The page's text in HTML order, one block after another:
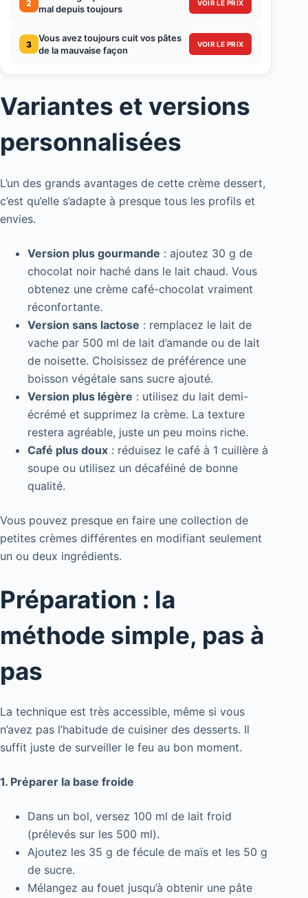
2
mal depuis toujours
VOIR LE PRIX
3
Vous avez toujours cuit vos pâtes
de la mauvaise façon
VOIR LE PRIX
Variantes et versions
personnalisées
L’un des grands avantages de cette crème dessert,
c’est qu’elle s’adapte à presque tous les profils et
envies.
Version plus gourmande : ajoutez 30 g de
chocolat noir haché dans le lait chaud. Vous
obtenez une crème café-chocolat vraiment
réconfortante.
Version sans lactose : remplacez le lait de
vache par 500 ml de lait d’amande ou de lait
de noisette. Choisissez de préférence une
boisson végétale sans sucre ajouté.
Version plus légère : utilisez du lait demi-
écrémé et supprimez la crème. La texture
restera agréable, juste un peu moins riche.
Café plus doux : réduisez le café à 1 cuillère à
soupe ou utilisez un décaféiné de bonne
qualité.
Vous pouvez presque en faire une collection de
petites crèmes différentes en modifiant seulement
un ou deux ingrédients.
Préparation : la
méthode simple, pas à
pas
La technique est très accessible, même si vous
n’avez pas l’habitude de cuisiner des desserts. Il
suffit juste de surveiller le feu au bon moment.
1. Préparer la base froide
Dans un bol, versez 100 ml de lait froid
(prélevés sur les 500 ml).
Ajoutez les 35 g de fécule de maïs et les 50 g
de sucre.
Mélangez au fouet jusqu’à obtenir une pâte